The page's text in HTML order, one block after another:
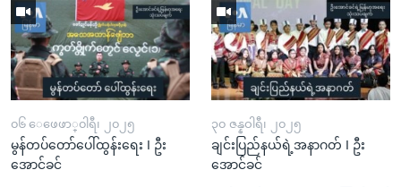
၀၆ ေဖေဖာ္၀ါရီ၊ ၂၀၂၅
မွန်တပ်တော်ပေါ်ထွန်းရေး I ဦး
အောင်ခင်
၃၀ ဇန္နဝါရီ၊ ၂၀၂၅
ချင်းပြည်နယ်ရဲ့အနာဂတ် I ဦး
အောင်ခင်